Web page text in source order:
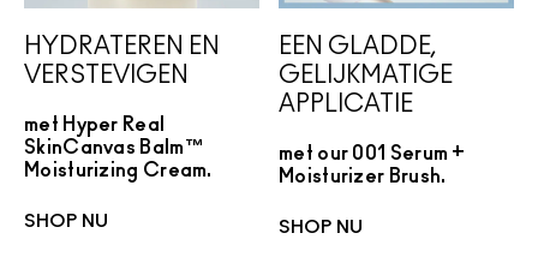
HYDRATEREN EN
VERSTEVIGEN
met Hyper Real
SkinCanvas Balm™
Moisturizing Cream.
SHOP NU
EEN GLADDE,
GELIJKMATIGE
APPLICATIE
met our 001 Serum +
Moisturizer Brush.
SHOP NU